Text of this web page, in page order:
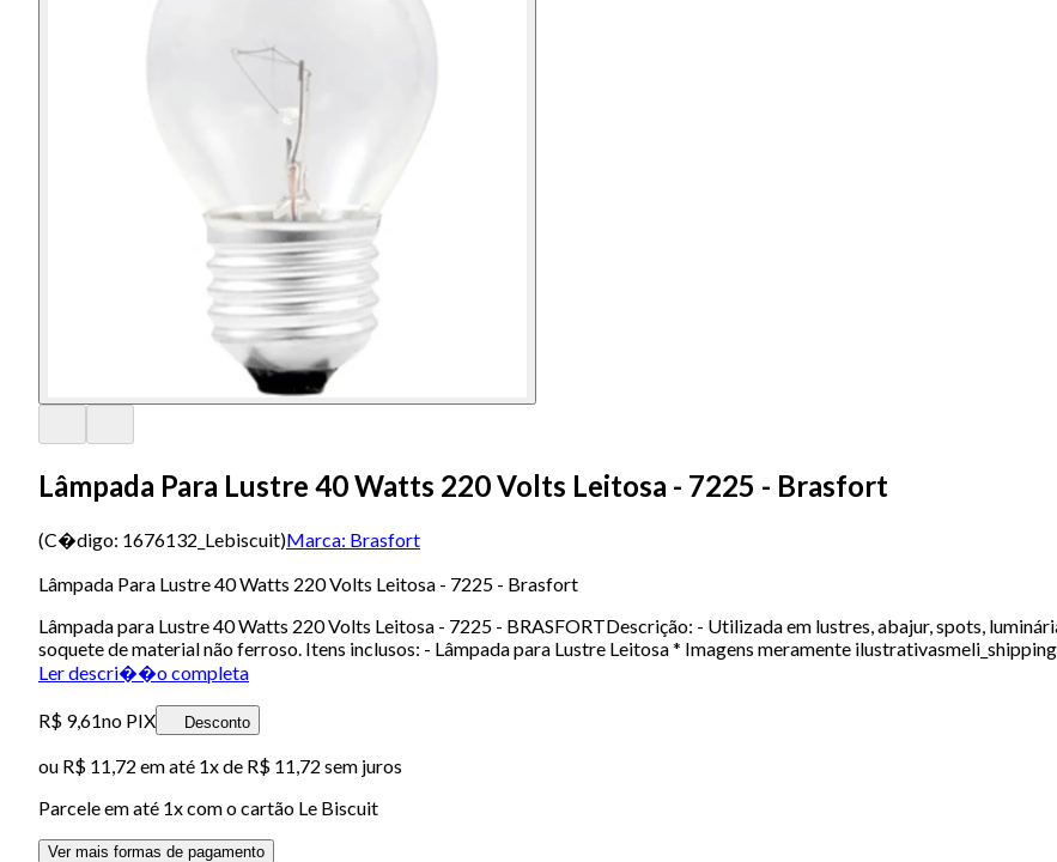
Lâmpada Para Lustre 40 Watts 220 Volts Leitosa - 7225 - Brasfort
(C�digo: 1676132_Lebiscuit)Marca: Brasfort
Lâmpada Para Lustre 40 Watts 220 Volts Leitosa - 7225 - Brasfort
Lâmpada para Lustre 40 Watts 220 Volts Leitosa - 7225 - BRASFORTDescrição: - Utilizada em lustres, abajur, spots,
soquete de material não ferroso. Itens inclusos: - Lâmpada para Lustre Leitosa * Imagens meramente
Ler descri��o completa
R$ 9,61no PIX Desconto
ou R$ 11,72 em até 1x de R$ 11,72 sem juros
Parcele em até 1x com o cartão Le Biscuit
Ver mais formas de pagamento